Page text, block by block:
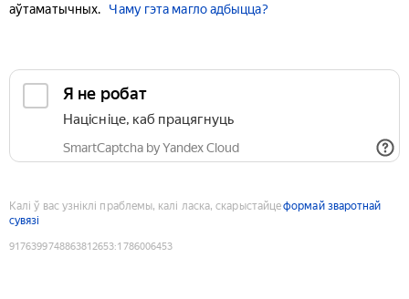
аўтаматычных.
Чаму гэта магло адбыцца?
Я не робат
Націсніце, каб працягнуць
SmartCaptcha by Yandex Cloud
Калі ў вас узніклі праблемы, калі ласка, скарыстайцеформай зваротнай
сувязі
9176399748863812653:1786006453